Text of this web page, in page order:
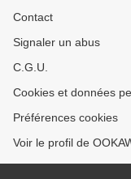
Contact
Signaler un abus
C.G.U.
Cookies et données
Préférences cookies
Voir le profil de